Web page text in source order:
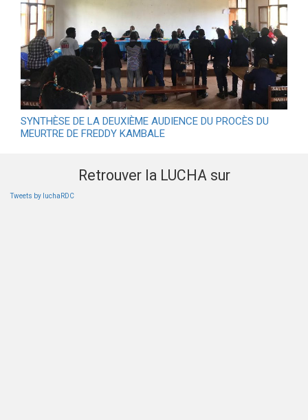
SYNTHÈSE DE LA DEUXIÈME AUDIENCE DU PROCÈS DU
MEURTRE DE FREDDY KAMBALE
Retrouver la LUCHA sur
Tweets by luchaRDC